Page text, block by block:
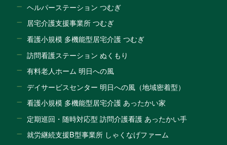
ヘルパーステーション つむぎ
居宅介護支援事業所 つむぎ
看護小規模 多機能型居宅介護 つむぎ
訪問看護ステーション ぬくもり
有料老人ホーム 明日への風
デイサービスセンター 明日への風（地域密着型）
看護小規模 多機能型居宅介護 あったかい家
定期巡回・随時対応型 訪問介護看護 あったかい手
就労継続支援B型事業所 しゃくなげファーム